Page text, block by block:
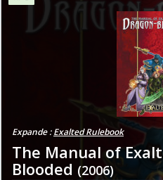
Expande :Exalted Rulebook
The Manual of
Blooded (2006)